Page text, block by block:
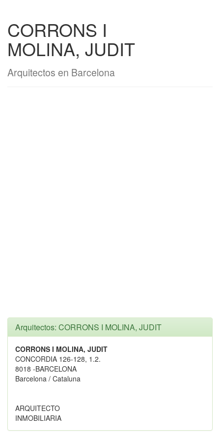
CORRONS I
MOLINA, JUDIT
Arquitectos en Barcelona
Arquitectos: CORRONS I MOLINA, JUDIT
CORRONS I MOLINA, JUDIT
CONCORDIA 126-128, 1.2.
8018 -BARCELONA
Barcelona / Cataluna
ARQUITECTO
INMOBILIARIA